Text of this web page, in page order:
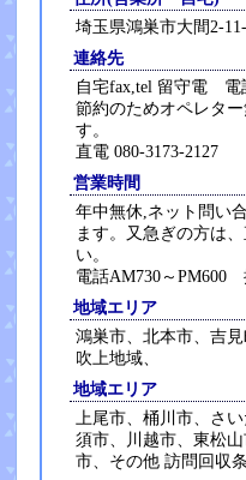
埼玉県鴻巣市大間2-
連絡先
自宅fax,tel 留守電
節約のためオペレタ
す。
直電 080-3173-2127
営業時間
年中無休,ネット問い
ます。又急ぎの方は
い。
電話AM730～PM600
地域エリア
鴻巣市、北本市、吉
吹上地域、
地域エリア
上尾市、桶川市、さ
須市、川越市、東松
市、その他 訪問回収